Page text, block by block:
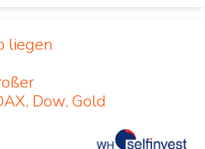
liegen
Dow, Gold